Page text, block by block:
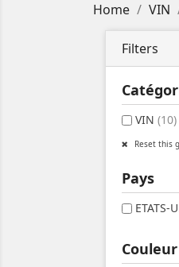
Home VIN
Filters
VIN (10)
Reset this
Pays
ETATS-
Couleur